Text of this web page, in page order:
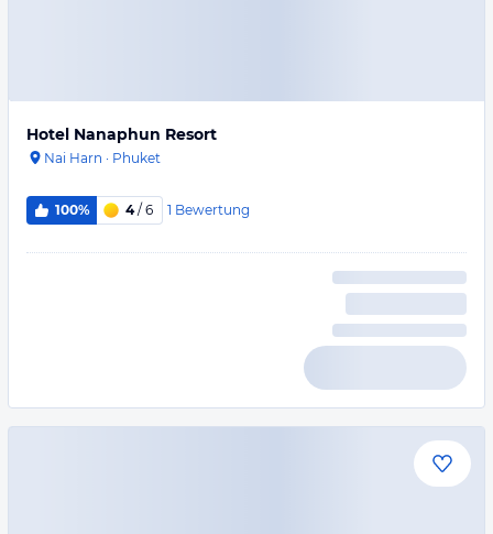
Hotel Nanaphun Resort
Nai Harn · Phuket
100% 4/ 6 1 Bewertung